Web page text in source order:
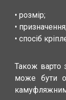
• розмір;
•
• спосіб
Також варто
може бути
камуфляжним